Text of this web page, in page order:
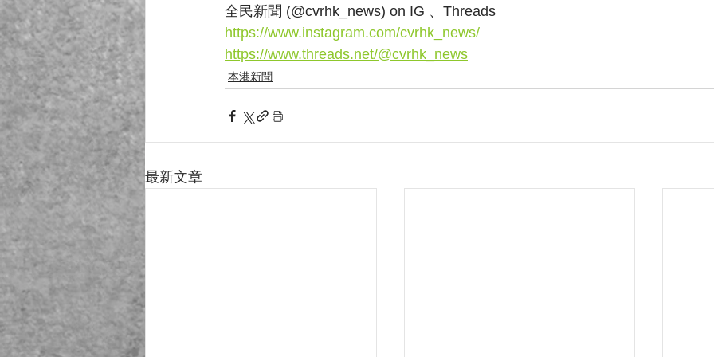
全民新聞 (@cvrhk_news) on IG 、Threads
https://www.instagram.com/cvrhk_news/
https://www.threads.net/@cvrhk_news
本港新聞
最新文章